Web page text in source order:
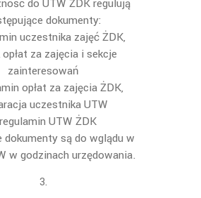
do UTW ŻDK regulują
dokumenty:
uczestnika zajęć ŻDK,
za zajęcia i sekcje
zainteresowań
opłat za zajęcia ŻDK,
uczestnika UTW
UTW ŻDK
są do wglądu w
w godzinach urzędowania.